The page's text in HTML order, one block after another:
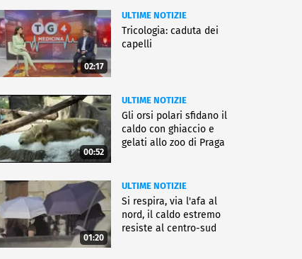
02:17
ULTIME NOTIZIE
Tricologia: caduta dei
capelli
00:52
ULTIME NOTIZIE
Gli orsi polari sfidano il
caldo con ghiaccio e
gelati allo zoo di Praga
01:20
ULTIME NOTIZIE
Si respira, via l'afa al
nord, il caldo estremo
resiste al centro-sud